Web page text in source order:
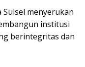
menyerukan
institusi
berintegritas dan